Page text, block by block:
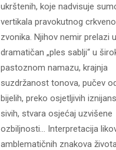
ukrštenih, koje nadvisuje
vertikala pravokutnog
zvonika. Njihov nemir prelazi u
dramatičan „ples sablji“ u
pastoznom namazu, krajnja
suzdržanost tonova, pučev
bijelih, preko osjetljivih
sivih, stvara osjećaj uzvišene
ozbiljnosti… Interpretacija
amblematičnih znakova